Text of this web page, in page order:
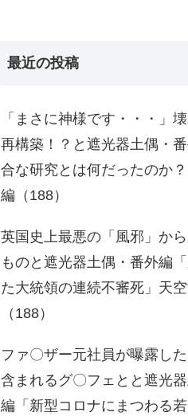
最近の投稿
「まさに神様です・・・」
再構築！？と遮光器土偶・
合な研究とは何だったのか
編（188）
英国史上最悪の「風邪」か
ものと遮光器土偶・番外編
た大統領の連続不審死」天
（188）
ファ〇ザー元社員が曝露し
含まれるグ〇フェとと遮光
編「新型コロナにまつわる